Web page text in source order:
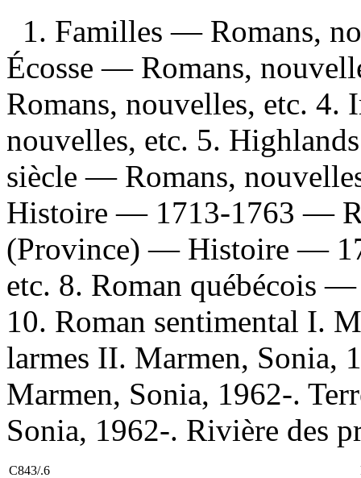
1. Familles — Romans,
Écosse — Romans,
Romans, nouvelles, etc.
nouvelles, etc. 5.
siècle — Romans,
Histoire — 1713-1763 —
(Province) — Histoire —
etc. 8. Roman québécois
10. Roman sentimental I.
larmes II. Marmen, Sonia,
Marmen, Sonia, 1962-.
Sonia, 1962-. Rivière des
C843/.6